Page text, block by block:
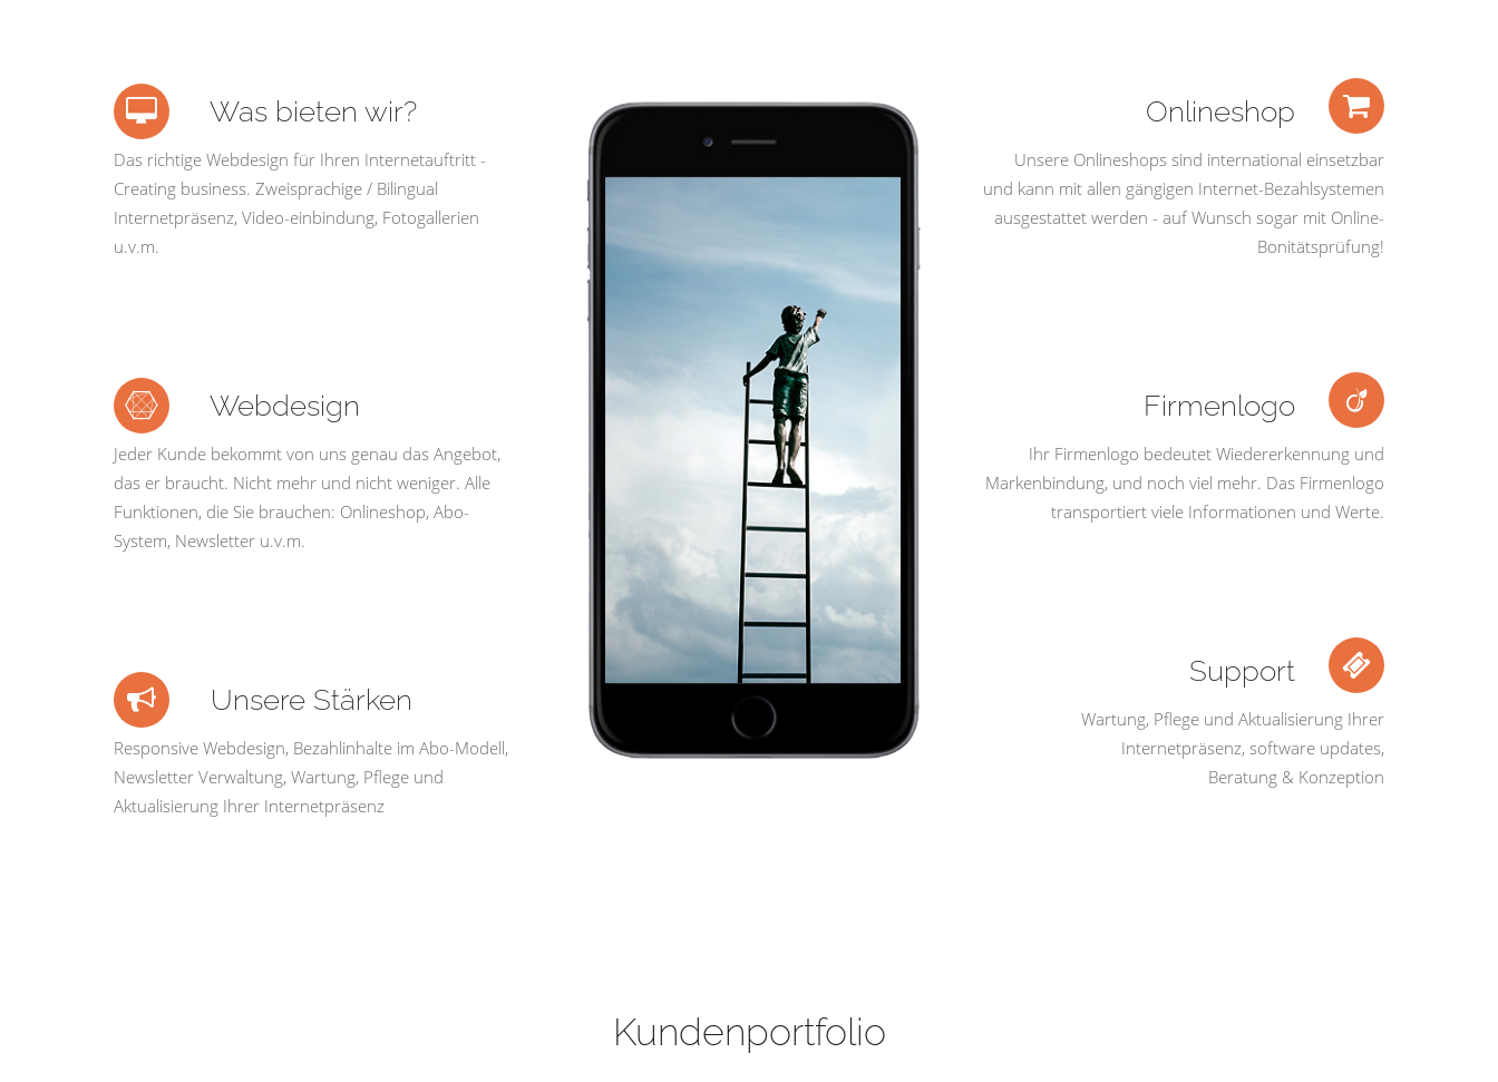
Was bieten wir?
Das richtige Webdesign für Ihren Internetauftritt -
Creating business. Zweisprachige / Bilingual
Internetpräsenz, Video-einbindung, Fotogallerien
u.v.m.
Webdesign
Jeder Kunde bekommt von uns genau das Angebot,
das er braucht. Nicht mehr und nicht weniger. Alle
Funktionen, die Sie brauchen: Onlineshop, Abo-
System, Newsletter u.v.m.
Unsere Stärken
Responsive Webdesign, Bezahlinhalte im Abo-Modell,
Newsletter Verwaltung, Wartung, Pflege und
Aktualisierung Ihrer Internetpräsenz
Onlineshop
Unsere Onlineshops sind international einsetzbar
und kann mit allen gängigen Internet-Bezahlsystemen
ausgestattet werden - auf Wunsch sogar mit Online-
Bonitätsprüfung!
Firmenlogo
Ihr Firmenlogo bedeutet Wiedererkennung und
Markenbindung, und noch viel mehr. Das Firmenlogo
transportiert viele Informationen und Werte.
Support
Wartung, Pflege und Aktualisierung Ihrer
Internetpräsenz, software updates,
Beratung & Konzeption
Kundenportfolio